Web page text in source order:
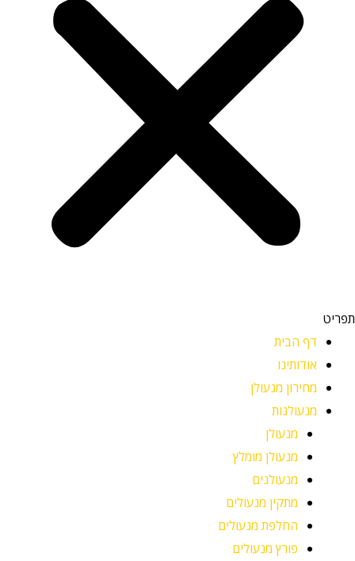
תפריט
דף הבית
אודותינו
מחירון מנעולן
מנעולנות
מנעולן
מנעולן מומלץ
מנעולנים
מתקין מנעולים
החלפת מנעולים
פורץ מנעולים